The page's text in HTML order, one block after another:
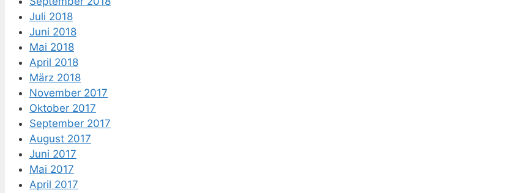
Juli 2018
Juni 2018
Mai 2018
April 2018
März 2018
November 2017
Oktober 2017
September 2017
August 2017
Juni 2017
Mai 2017
April 2017